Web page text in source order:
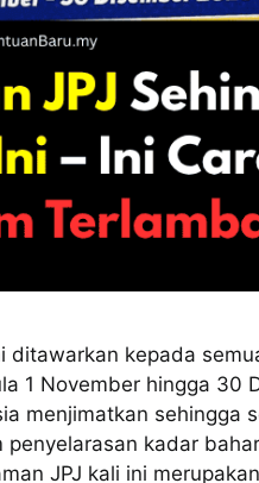
ditawarkan kepada
1 November hingga 30
menjimatkan sehingga
kadar
JPJ kali ini